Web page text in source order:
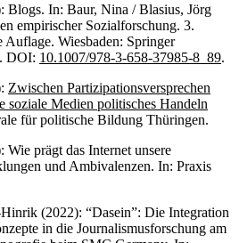
Blogs. In: Baur, Nina / Blasius, Jörg
empirischer Sozialforschung. 3.
Auflage. Wiesbaden: Springer
DOI: 10.1007/978-3-658-37985-8_89.
Zwischen Partizipationsversprechen
soziale Medien politisches Handeln
für politische Bildung Thüringen.
prägt das Internet unsere
und Ambivalenzen. In: Praxis
(2022): “Dasein”: Die Integration
in die Journalismusforschung am